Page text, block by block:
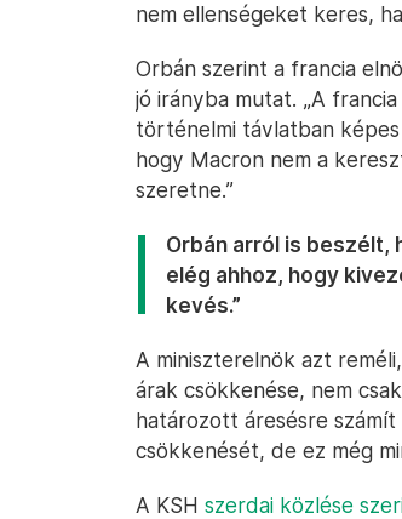
nem ellenségeket keres,
Orbán szerint a francia
jó irányba mutat. „A
történelmi távlatban
hogy Macron nem a
szeretne.”
Orbán arról is
elég ahhoz, hogy
kevés.”
A miniszterelnök azt
árak csökkenése, nem
határozott áresésre számít
csökkenését, de ez még
A KSH szerdai közlése